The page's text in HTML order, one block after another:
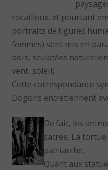
rocailleux, et pourtant
portraits de figures
femmes) sont mis en
bois, sculptées
vent, soleil).
Cette correspondance
Dogons entretiennent
De fait, les
sacrée. La
patriarche.
Quant aux